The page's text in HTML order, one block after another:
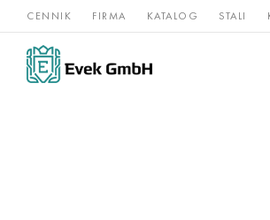
CENNIK FIRMA KATALOG STALI
Stopy
niklu
Stal